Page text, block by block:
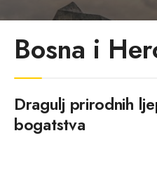
Bosna i
Dragulj prirodnih
bogatstva